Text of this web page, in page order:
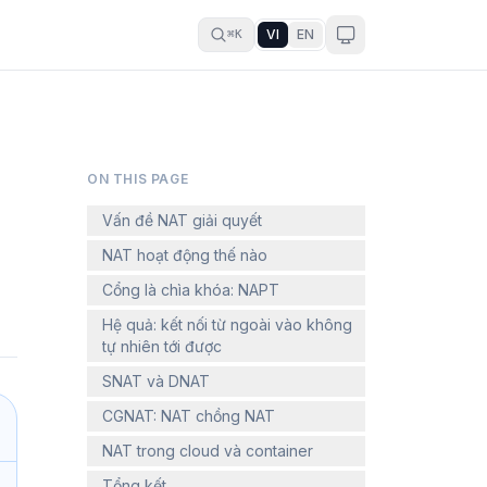
⌘K VI EN
ON THIS PAGE
Vấn đề NAT giải quyết
NAT hoạt động thế nào
Cổng là chìa khóa: NAPT
Hệ quả: kết nối từ ngoài vào không
tự nhiên tới được
SNAT và DNAT
CGNAT: NAT chồng NAT
NAT trong cloud và container